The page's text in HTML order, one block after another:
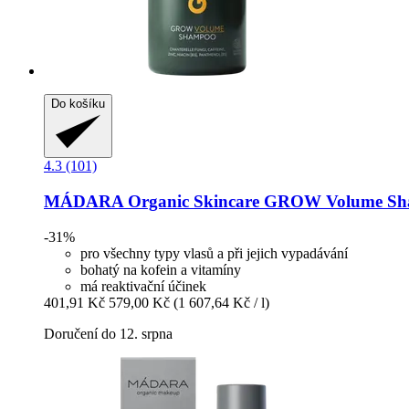
Do košíku
4.3 (101)
MÁDARA Organic Skincare GROW Volume
-31%
pro všechny typy vlasů a při jejich vypadávání
bohatý na kofein a vitamíny
má reaktivační účinek
401,91 Kč 579,00 Kč (1 607,64 Kč / l)
Doručení do 12. srpna